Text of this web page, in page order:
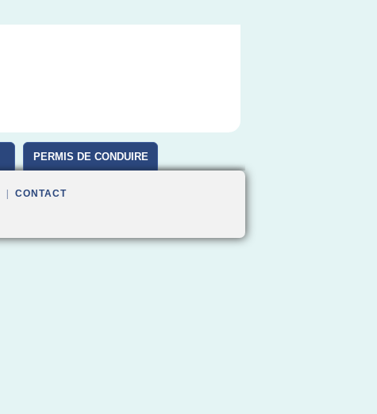
PERMIS DE CONDUIRE
CONTACT